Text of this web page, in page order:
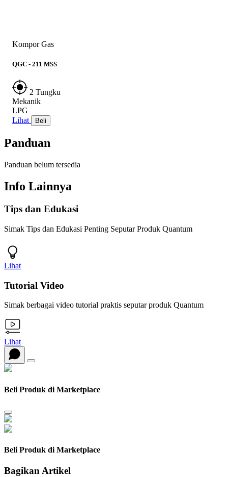
Kompor Gas
QGC - 211 MSS
2 Tungku
Mekanik
LPG
Lihat
Beli
Panduan
Panduan belum tersedia
Info Lainnya
Tips dan Edukasi
Simak Tips dan Edukasi Penting Seputar Produk Quantum
Lihat
Tutorial Video
Simak berbagai video tutorial praktis seputar produk Quantum
Lihat
Beli Produk di Marketplace
Beli Produk di Marketplace
Bagikan Artikel